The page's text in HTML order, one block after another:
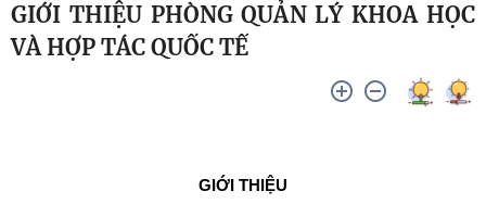
GIỚI THIỆU PHÒNG QUẢN LÝ KHOA HỌC
VÀ HỢP TÁC QUỐC TẾ
GIỚI THIỆU